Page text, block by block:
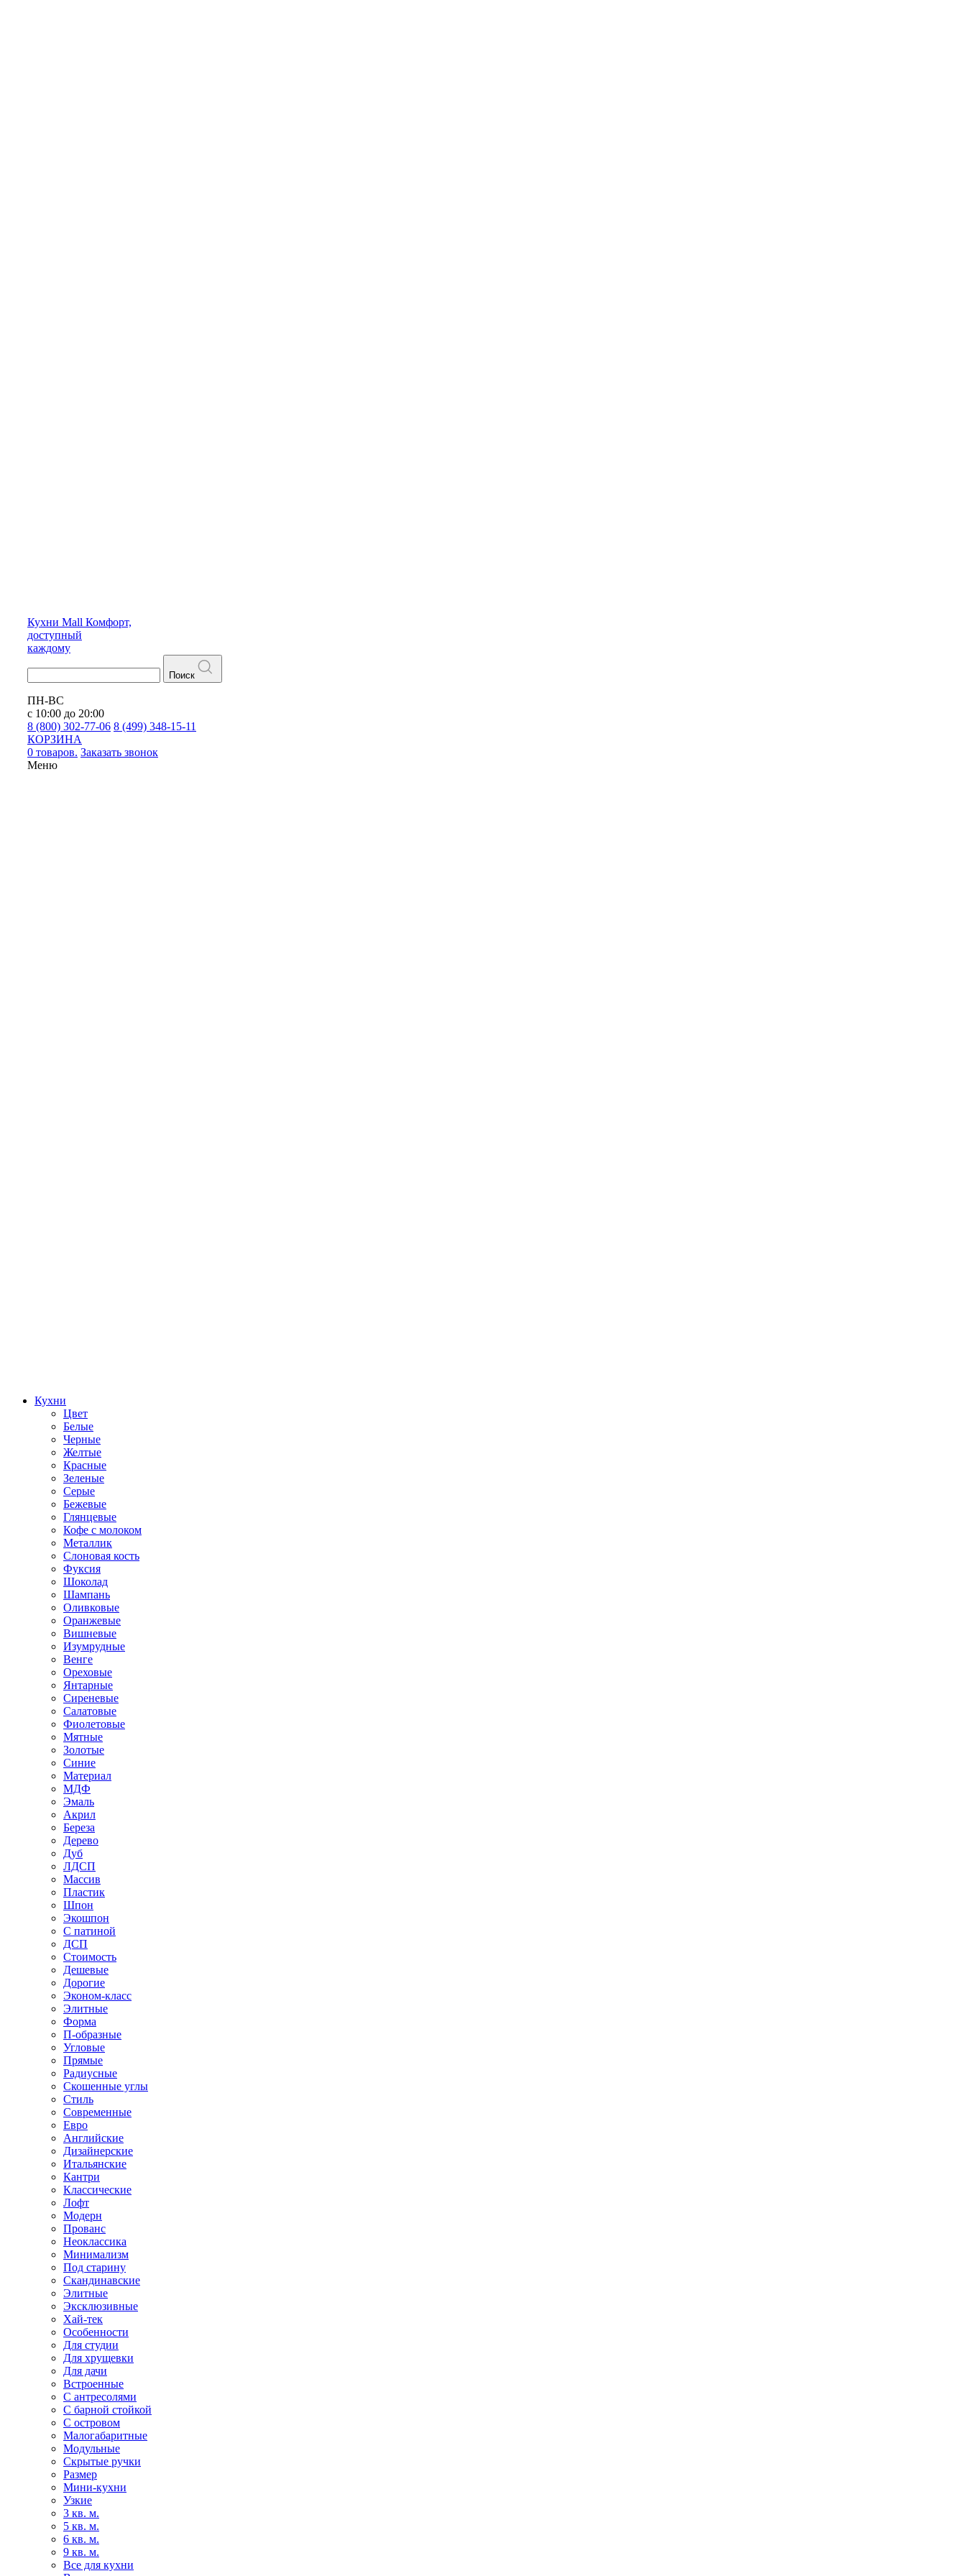
Кухни Mall Комфорт,
доступный
каждому
Поиск
ПН-ВС
с 10:00 до 20:00
8 (800) 302-77-06 8 (499) 348-15-11
КОРЗИНА
0 товаров. Заказать звонок
Меню
Кухни
Цвет
Белые
Черные
Желтые
Красные
Зеленые
Серые
Бежевые
Глянцевые
Кофе с молоком
Металлик
Слоновая кость
Фуксия
Шоколад
Шампань
Оливковые
Оранжевые
Вишневые
Изумрудные
Венге
Ореховые
Янтарные
Сиреневые
Салатовые
Фиолетовые
Мятные
Золотые
Синие
Материал
МДФ
Эмаль
Акрил
Береза
Дерево
Дуб
ЛДСП
Массив
Пластик
Шпон
Экошпон
С патиной
ДСП
Стоимость
Дешевые
Дорогие
Эконом-класс
Элитные
Форма
П-образные
Угловые
Прямые
Радиусные
Скошенные углы
Стиль
Современные
Евро
Английские
Дизайнерские
Итальянские
Кантри
Классические
Лофт
Модерн
Прованс
Неоклассика
Минимализм
Под старину
Скандинавские
Элитные
Эксклюзивные
Хай-тек
Особенности
Для студии
Для хрущевки
Для дачи
Встроенные
С антресолями
С барной стойкой
С островом
Малогабаритные
Модульные
Скрытые ручки
Размер
Мини-кухни
Узкие
3 кв. м.
5 кв. м.
6 кв. м.
9 кв. м.
Все для кухни